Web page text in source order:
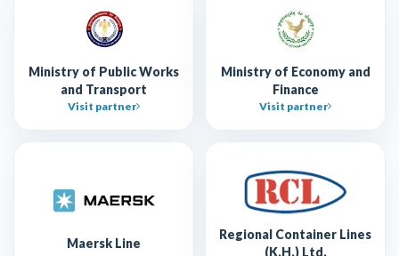
Ministry of Public Works
and Transport
Visit partner
Ministry of Economy and
Finance
Visit partner
Maersk Line
Regional Container Lines
(K.H.) Ltd.